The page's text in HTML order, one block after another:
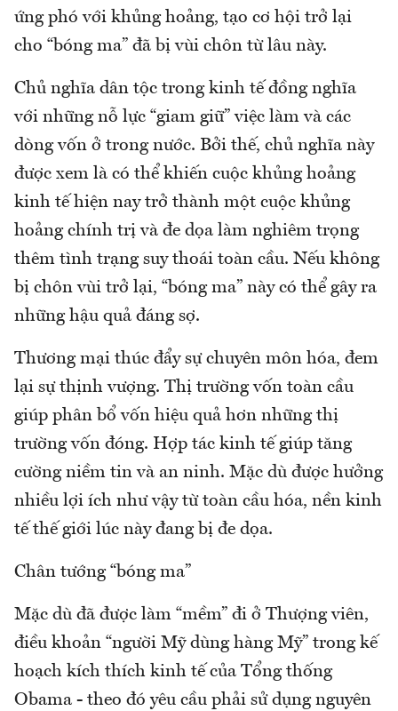
ứng phó với khủng hoảng, tạo cơ hội trở lại
cho “bóng ma” đã bị vùi chôn từ lâu này.
Chủ nghĩa dân tộc trong kinh tế đồng nghĩa
với những nỗ lực “giam giữ” việc làm và các
dòng vốn ở trong nước. Bởi thế, chủ nghĩa này
được xem là có thể khiến cuộc khủng hoảng
kinh tế hiện nay trở thành một cuộc khủng
hoảng chính trị và đe dọa làm nghiêm trọng
thêm tình trạng suy thoái toàn cầu. Nếu không
bị chôn vùi trở lại, “bóng ma” này có thể gây ra
những hậu quả đáng sợ.
Thương mại thúc đẩy sự chuyên môn hóa, đem
lại sự thịnh vượng. Thị trường vốn toàn cầu
giúp phân bổ vốn hiệu quả hơn những thị
trường vốn đóng. Hợp tác kinh tế giúp tăng
cường niềm tin và an ninh. Mặc dù được hưởng
nhiều lợi ích như vậy từ toàn cầu hóa, nền kinh
tế thế giới lúc này đang bị đe dọa.
Chân tướng “bóng ma”
Mặc dù đã được làm “mềm” đi ở Thượng viên,
điều khoản “người Mỹ dùng hàng Mỹ” trong kế
hoạch kích thích kinh tế của Tổng thống
Obama - theo đó yêu cầu phải sử dụng nguyên